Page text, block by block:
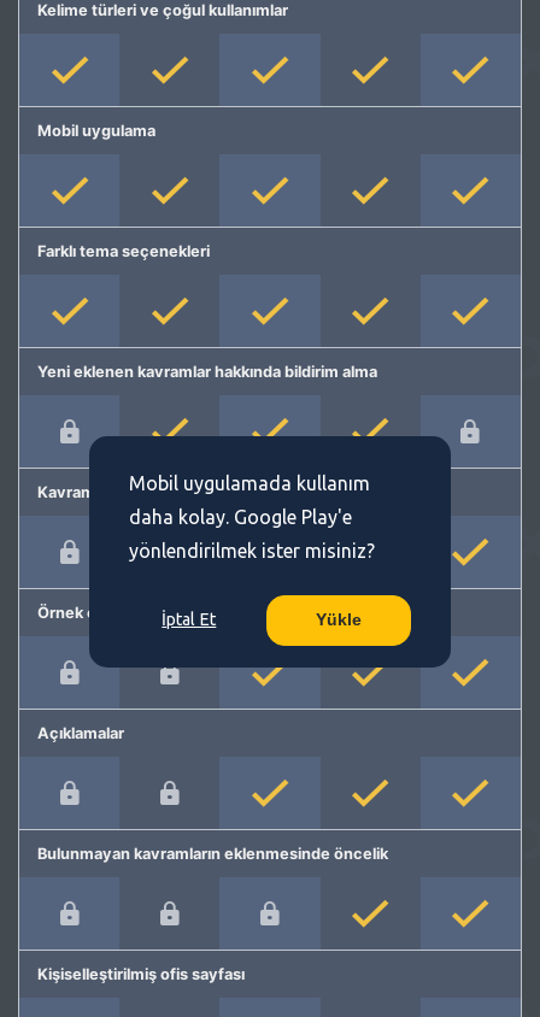
Kelime türleri ve çoğul kullanımlar
Mobil uygulama
Farklı tema seçenekleri
Yeni eklenen kavramlar hakkında bildirim alma
Kavram önerme
Örnek cümleler
Açıklamalar
Bulunmayan kavramların eklenmesinde öncelik
Kişiselleştirilmiş ofis sayfası
Mobil uygulamada kullanım
daha kolay. Google Play'e
yönlendirilmek ister misiniz?
İptal Et Yükle